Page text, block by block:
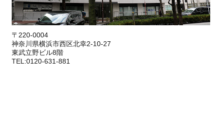
〒220-0004
神奈川県横浜市西区北幸2-10-27
東武立野ビル8階
TEL:0120-631-881